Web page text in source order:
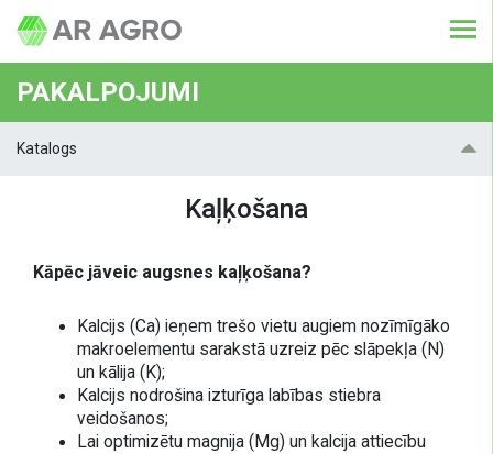
PAKALPOJUMI
Katalogs
Kaļķošana
Kāpēc jāveic augsnes kaļķošana?
Kalcijs (Ca) ieņem trešo vietu augiem nozīmīgāko
makroelementu sarakstā uzreiz pēc slāpekļa (N)
un kālija (K);
Kalcijs nodrošina izturīga labības stiebra
veidošanos;
Lai optimizētu magnija (Mg) un kalcija attiecību